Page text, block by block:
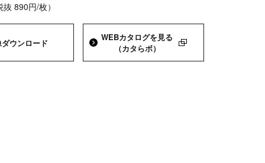
890円/枚）
ダウンロード WEBカタログを見る
（カタらボ）